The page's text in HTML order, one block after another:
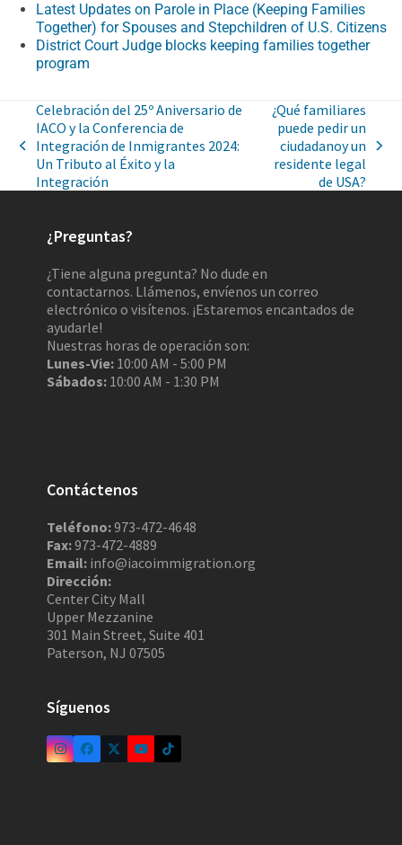
Latest Updates on Parole in Place (Keeping Families
Together) for Spouses and Stepchildren of U.S. Citizens
District Court Judge blocks keeping families together
program
Celebración del 25º Aniversario de
IACO y la Conferencia de
Integración de Inmigrantes 2024:
Un Tributo al Éxito y la
Integración
¿Qué familiares
puede pedir un
ciudadanoy un
residente legal
de USA?
¿Preguntas?
¿Tiene alguna pregunta? No dude en
contactarnos. Llámenos, envíenos un correo
electrónico o visítenos. ¡Estaremos encantados de
ayudarle!
Nuestras horas de operación son:
Lunes-Vie: 10:00 AM - 5:00 PM
Sábados: 10:00 AM - 1:30 PM
Contáctenos
Teléfono:973-472-4648
Fax:973-472-4889
Email: info@iacoimmigration.org
Dirección:
Center City Mall
Upper Mezzanine
301 Main Street, Suite 401
Paterson, NJ 07505
Síguenos